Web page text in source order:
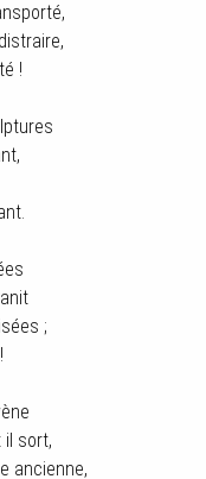
!
;
il sort,
ancienne,